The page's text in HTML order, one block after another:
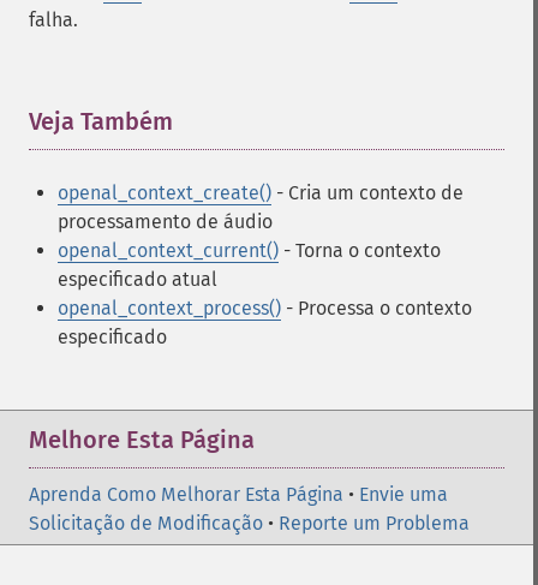
falha.
Veja Também
openal_context_create() - Cria um contexto de
processamento de áudio
openal_context_current() - Torna o contexto
especificado atual
openal_context_process() - Processa o contexto
especificado
Melhore Esta Página
Aprenda Como Melhorar Esta Página • Envie uma
Solicitação de Modificação • Reporte um Problema